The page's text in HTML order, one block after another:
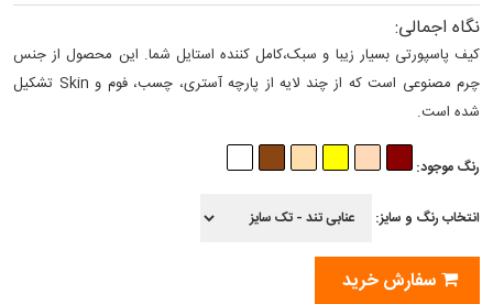
نگاه اجمالی:
کیف پاسپورتی بسیار زیبا و سبک،کامل کننده استایل شما. این محصول از جنس
چرم مصنوعی است که از چند لایه از پارچه آستری، چسب، فوم و Skin تشکیل
شده است.
رنگ موجود:
انتخاب رنگ و سایز:
سفارش خرید